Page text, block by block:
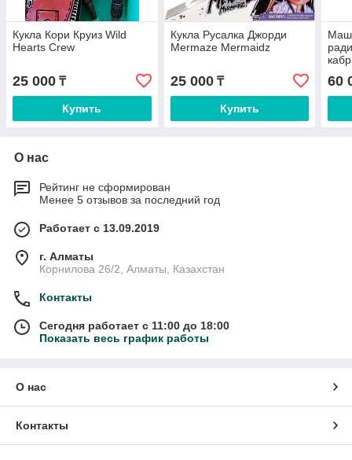
Кукла Кори Круиз Wild
Hearts Crew
25 000 ₸
Купить
Кукла Русалка Джорди
Mermaze Mermaidz
25 000₸
Купить
60
О нас
Рейтинг не сформирован
Менее 5 отзывов за последний год
Работает с 13.09.2019
г. Алматы
Корнилова 26/2, Алматы, Казахстан
Контакты
Сегодня работает с 11:00 до 18:00
Показать весь график работы
О нас
Контакты